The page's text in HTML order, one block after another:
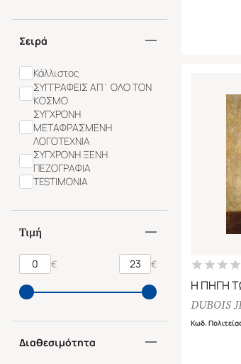
WINN ALICE
Σειρά
Κάλλιστος
ΣΥΓΓΡΑΦΕΙΣ ΑΠ΄ ΟΛΟ ΤΟΝ
ΚΟΣΜΟ
ΣΥΓΧΡΟΝΗ
ΜΕΤΑΦΡΑΣΜΕΝΗ
ΛΟΓΟΤΕΧΝΙΑ
ΣΥΓΧΡΟΝΗ ΞΕΝΗ
ΠΕΖΟΓΡΑΦΙΑ
TESTIMONIA
Τιμή
€ €
Διαθεσιμότητα
Η ΠΗΓΗ
DUBOIS
Κωδ.